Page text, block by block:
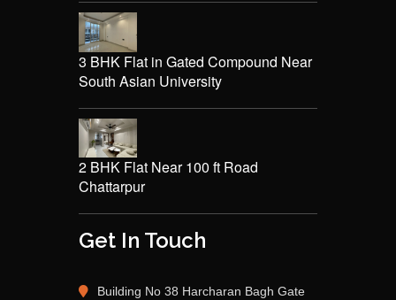
3 BHK Flat in Gated Compound Near
South Asian University
2 BHK Flat Near 100 ft Road
Chattarpur
Get In Touch
Building No 38 Harcharan Bagh Gate